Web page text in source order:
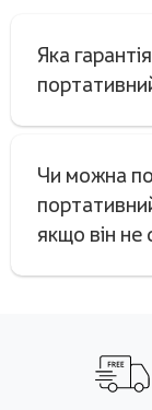
Яка
Чи можна
якщо він